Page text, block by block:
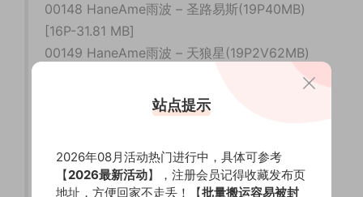
00148 HaneAme雨波 – 圣路易斯(19P40MB)
[16P-31.81 MB]
00149 HaneAme雨波 – 天狼星(19P2V62MB)
00150 HaneAme雨波 – 雨波2017-2020全
（1356P+20V） - 生活照 [162P-92.87 MB]
（1356P+20V）- 1 [328P-1V 165.05 MB]
00152 HaneAme雨波 – 雨波2017-2020全
站点提示
2026年08月活动热门进行中，具体可参考
【2026最新活动】，注册会员记得收藏发布页
地址，方便回家不走丢！【批量搬运容易被封